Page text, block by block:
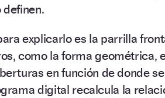
explicarlo es la parrilla
como la forma geométrica,
en función de donde
digital recalcula la